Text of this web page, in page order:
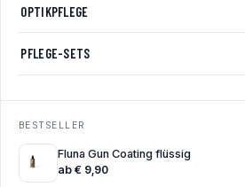
OPTIKPFLEGE
PFLEGE-SETS
BESTSELLER
Fluna Gun Coating flüssig
ab € 9,90